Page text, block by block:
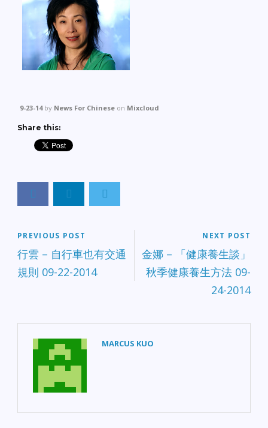
9-23-14by News For Chinese on Mixcloud
Share this:
PREVIOUS POST
行雲 – 自行車也有交通
規則 09-22-2014
NEXT POST
金娜 – 「健康養生談」
秋季健康養生方法 09-
24-2014
MARCUS KUO